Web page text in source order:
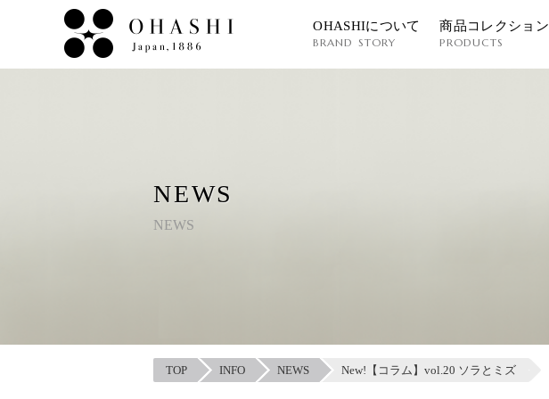
OHASHIについて
BRAND STORY
商品コレクション
PRODUCTS
NEWS
NEWS
TOP INFO NEWS New!【コラム】vol.20 ソラとミズ